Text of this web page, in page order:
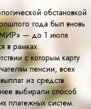
обстановкой
года был вновь
— до 1 июля
в рамках
с которым карту
пенсии, всех
из средств
выбирали способ
платежных систем.